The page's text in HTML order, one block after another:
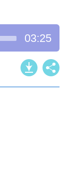
03:25